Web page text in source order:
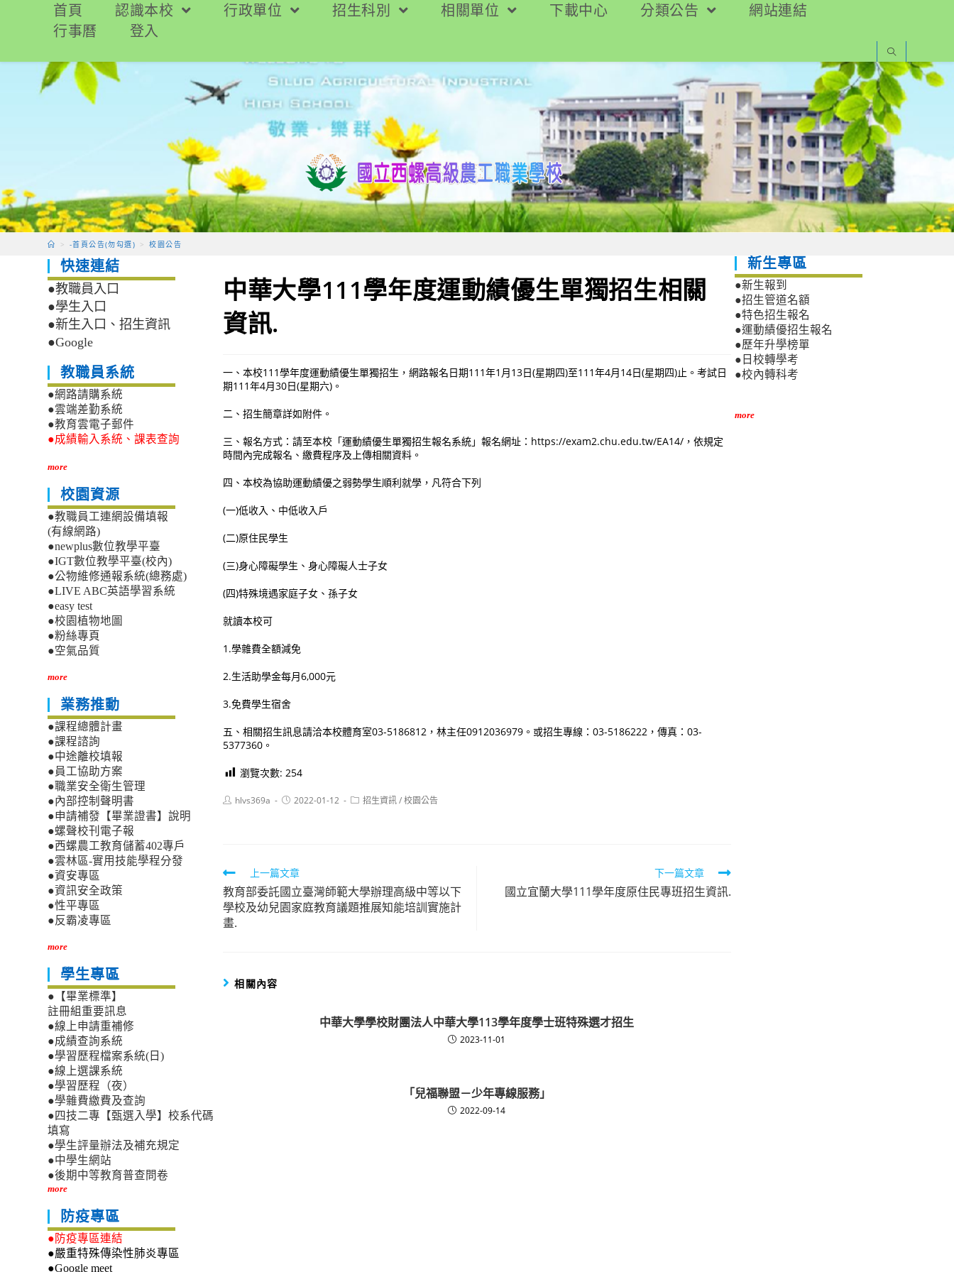
要
首頁 認識本校 行政單位 招生科別 相關單位 下載中心 分類公告
網站連結
行事曆
登入
> -首頁公告(勿勾選) > 校園公告
中華大學111學年度運動績優生單獨招生相關
資訊.
一、本校111學年度運動績優生單獨招生，網路報名日期111年1月13日(星期四)至111年4月14日(星期四)止。考試日
期111年4月30日(星期六)。
二、招生簡章詳如附件。
三、報名方式：請至本校「運動績優生單獨招生報名系統」報名網址：https://exam2.chu.edu.tw/EA14/，依規定
時間內完成報名、繳費程序及上傳相關資料。
四、本校為協助運動績優之弱勢學生順利就學，凡符合下列
(一)低收入、中低收入戶
(二)原住民學生
(三)身心障礙學生、身心障礙人士子女
(四)特殊境遇家庭子女、孫子女
就讀本校可
1.學雜費全額減免
2.生活助學金每月6,000元
3.免費學生宿舍
五、相關招生訊息請洽本校體育室03-5186812，林主任0912036979。或招生專線：03-5186222，傳真：03-
5377360。
瀏覽次數: 254
Posthlvs369a
Post2022-01-12
Post招生資訊/校園公告
Read
more
articles
上一篇文章
教育部委託國立臺灣師範大學辦理高級中等以下
學校及幼兒園家庭教育議題推展知能培訓實施計
畫.
下一篇文章
國立宜蘭大學111學年度原住民專班招生資訊.
相關內容
中華大學學校財團法人中華大學113學年度學士班特殊選才招生
2023-11-01
「兒福聯盟－少年專線服務」
2022-09-14
快速連結
●教職員入口
●學生入口
●新生入口、招生資訊
●Google
教職員系統
●網路請購系統
●雲端差勤系統
●教育雲電子郵件
●成績輸入系統、課表查詢
more
校園資源
●教職員工連網設備填報
(有線網路)
●newplus數位教學平臺
●IGT數位教學平臺(校內)
●公物維修通報系統(總務處)
●LIVE ABC英語學習系統
●easy test
●校園植物地圖
●粉絲專頁
●空氣品質
more
業務推動
●課程總體計畫
●課程諮詢
●中途離校填報
●員工協助方案
●職業安全衛生管理
●內部控制聲明書
●申請補發【畢業證書】說明
●螺聲校刊電子報
●西螺農工教育儲蓄402專戶
●雲林區-實用技能學程分發
●資安專區
●資訊安全政策
●性平專區
●反霸凌專區
more
學生專區
●【畢業標準】
註冊組重要訊息
●線上申請重補修
●成績查詢系統
●學習歷程檔案系統(日)
●線上選課系統
●學習歷程（夜）
●學雜費繳費及查詢
●四技二專【甄選入學】校系代碼
填寫
●學生評量辦法及補充規定
●中學生網站
●後期中等教育普查問卷
more
防疫專區
●防疫專區連結
●嚴重特殊傳染性肺炎專區
●Google meet
新生專區
●新生報到
●招生管道名額
●特色招生報名
●運動績優招生報名
●歷年升學榜單
●日校轉學考
●校內轉科考
more